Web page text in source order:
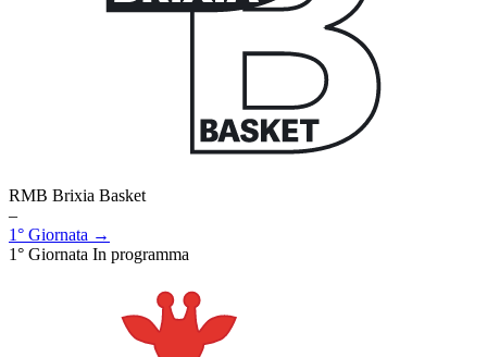
RMB Brixia Basket
–
1° Giornata →
1° Giornata In programma